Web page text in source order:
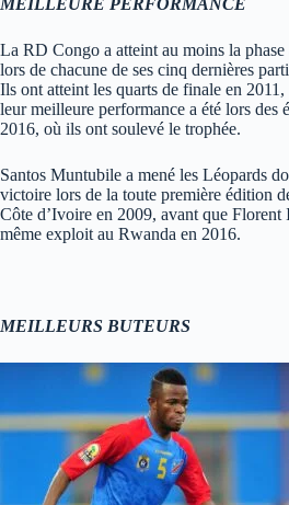
MEILLEURE PERFORMANCE
La RD Congo a atteint au moins la
lors de chacune de ses cinq dernières
Ils ont atteint les quarts de finale en
leur meilleure performance a été lors des
2016, où ils ont soulevé le trophée.
Santos Muntubile a mené les Léopards
victoire lors de la toute première édition
Côte d’Ivoire en 2009, avant que Florent
même exploit au Rwanda en 2016.
MEILLEURS BUTEURS